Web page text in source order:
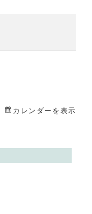
カレンダーを表示